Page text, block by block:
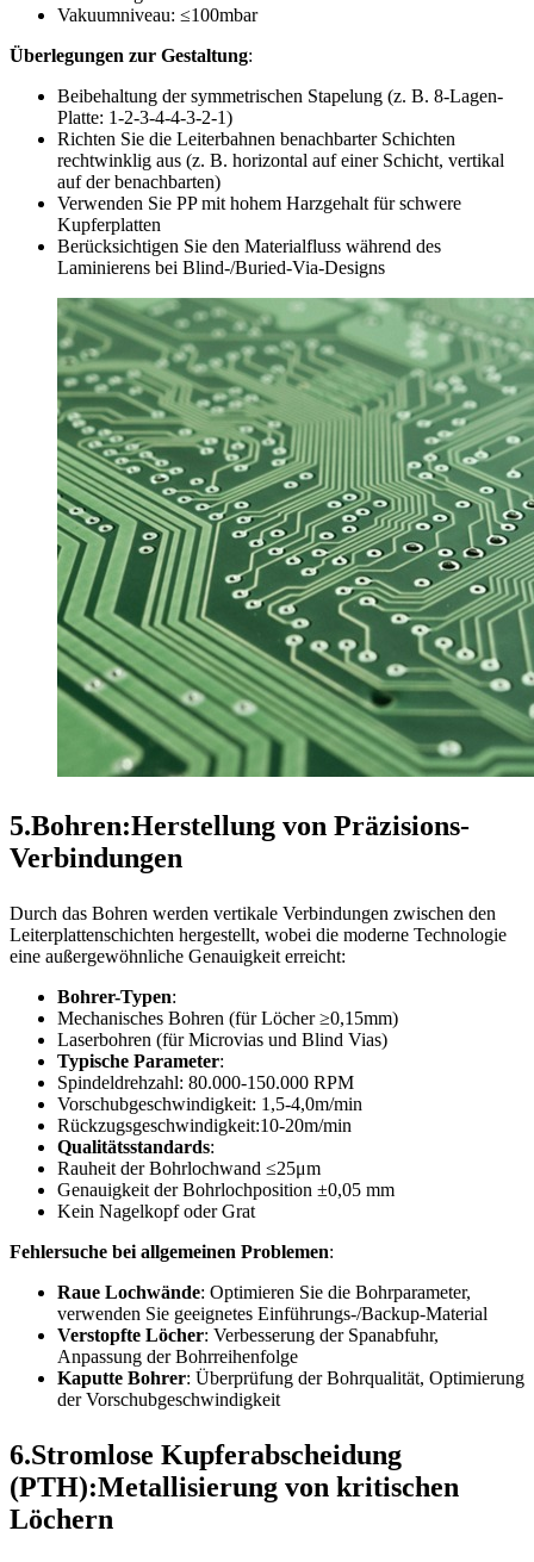
Vakuumniveau: ≤100mbar
Überlegungen zur Gestaltung:
Beibehaltung der symmetrischen Stapelung (z. B. 8-Lagen-
Platte: 1-2-3-4-4-3-2-1)
Richten Sie die Leiterbahnen benachbarter Schichten
rechtwinklig aus (z. B. horizontal auf einer Schicht, vertikal
auf der benachbarten)
Verwenden Sie PP mit hohem Harzgehalt für schwere
Kupferplatten
Berücksichtigen Sie den Materialfluss während des
Laminierens bei Blind-/Buried-Via-Designs
5.Bohren:Herstellung von Präzisions-
Verbindungen
Durch das Bohren werden vertikale Verbindungen zwischen den
Leiterplattenschichten hergestellt, wobei die moderne Technologie
eine außergewöhnliche Genauigkeit erreicht:
Bohrer-Typen:
Mechanisches Bohren (für Löcher ≥0,15mm)
Laserbohren (für Microvias und Blind Vias)
Typische Parameter:
Spindeldrehzahl: 80.000-150.000 RPM
Vorschubgeschwindigkeit: 1,5-4,0m/min
Rückzugsgeschwindigkeit:10-20m/min
Qualitätsstandards:
Rauheit der Bohrlochwand ≤25μm
Genauigkeit der Bohrlochposition ±0,05 mm
Kein Nagelkopf oder Grat
Fehlersuche bei allgemeinen Problemen:
Raue Lochwände: Optimieren Sie die Bohrparameter,
verwenden Sie geeignetes Einführungs-/Backup-Material
Verstopfte Löcher: Verbesserung der Spanabfuhr,
Anpassung der Bohrreihenfolge
Kaputte Bohrer: Überprüfung der Bohrqualität, Optimierung
der Vorschubgeschwindigkeit
6.Stromlose Kupferabscheidung
(PTH):Metallisierung von kritischen
Löchern